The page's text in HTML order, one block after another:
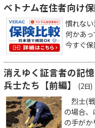
ベトナム在住者向け
慣れな
何かあ
今すぐ保
消えゆく証言者の記
兵士たち【前編】
(2日)
烈士(
の場合
の手がか